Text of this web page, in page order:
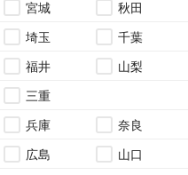
宮城 秋田
埼玉 千葉
福井 山梨
三重
兵庫 奈良
広島 山口